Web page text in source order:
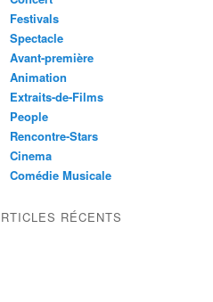
Festivals
Spectacle
Avant-première
Animation
Extraits-de-Films
People
Rencontre-Stars
Cinema
Comédie Musicale
RÉCENTS